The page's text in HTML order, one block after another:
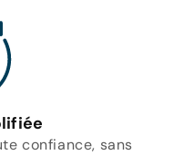
confiance, sans